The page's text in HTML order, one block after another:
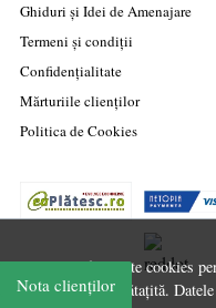
Acest site folosește cookies
experiență îmbunătațită.
Ghiduri și Idei de Amenajare
Termeni și condiții
Confidențialitate
Mărturiile clienților
Politica de Cookies
Nota clienților